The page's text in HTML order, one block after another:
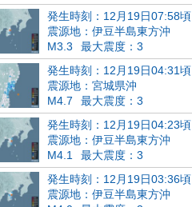
発生時刻：12月19日07:58頃
震源地：伊豆半島東方沖
M3.3
最大震度：3
発生時刻：12月19日04:31頃
震源地：宮城県沖
M4.7
最大震度：3
発生時刻：12月19日04:23頃
震源地：伊豆半島東方沖
M4.1
最大震度：3
発生時刻：12月19日03:36頃
震源地：伊豆半島東方沖